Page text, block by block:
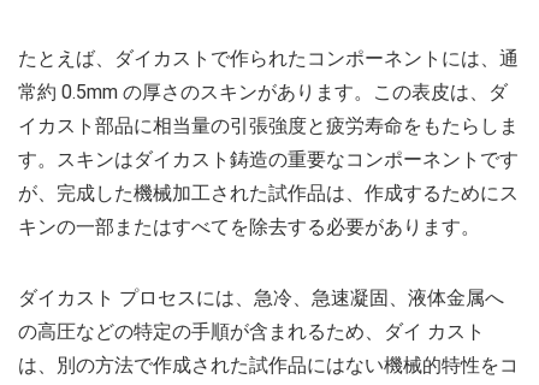
たとえば、ダイカストで作られたコンポーネントには、通
常約 0.5mm の厚さのスキンがあります。この表皮は、ダ
イカスト部品に相当量の引張強度と疲労寿命をもたらしま
す。スキンはダイカスト鋳造の重要なコンポーネントです
が、完成した機械加工された試作品は、作成するためにス
キンの一部またはすべてを除去する必要があります。
ダイカスト プロセスには、急冷、急速凝固、液体金属へ
の高圧などの特定の手順が含まれるため、ダイ カスト
は、別の方法で作成された試作品にはない機械的特性をコ